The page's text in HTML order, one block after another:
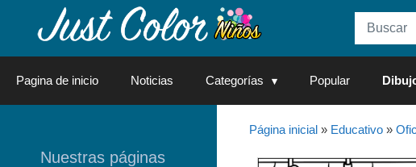
Pagina de inicio Noticias Categorías Popular
Página inicial» Educativo»
Nuestras páginas